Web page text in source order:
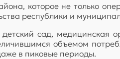
которое не только
республики и
сад, медицинская
объемом
в пиковые периоды.